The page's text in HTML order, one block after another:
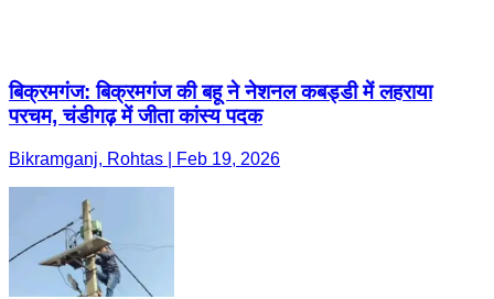
बिक्रमगंज: बिक्रमगंज की बहू ने नेशनल कबड्डी में लहराया
परचम, चंडीगढ़ में जीता कांस्य पदक
Bikramganj, Rohtas | Feb 19, 2026